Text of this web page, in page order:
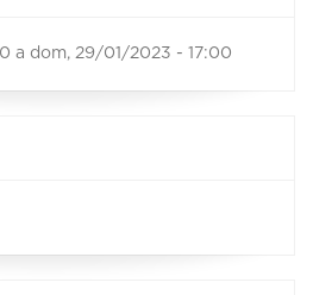
a dom, 29/01/2023 - 17:00